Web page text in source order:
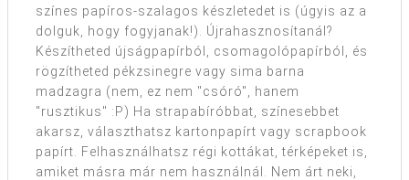
színes papíros-szalagos készletedet is (úgyis az a
dolguk, hogy fogyjanak!). Újrahasznosítanál?
Készítheted újságpapírból, csomagolópapírból, és
rögzítheted pékzsinegre vagy sima barna
madzagra (nem, ez nem "csóró", hanem
"rusztikus" :P) Ha strapabíróbbat, színesebbet
akarsz, választhatsz kartonpapírt vagy scrapbook
papírt. Felhasználhatsz régi kottákat, térképeket is,
amiket másra már nem használnál. Nem árt neki,